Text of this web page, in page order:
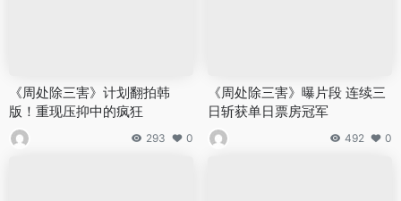
《周处除三害》计划翻拍韩
版！重现压抑中的疯狂
293 0
《周处除三害》曝片段 连续三
日斩获单日票房冠军
492 0